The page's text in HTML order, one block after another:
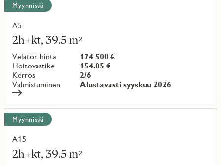
Näytä
kaikki
kohteet
Myynnissä
A5
2h+kt, 39.5 m²
Velaton hinta
174 500 €
Hoitovastike
154.05 €
Kerros
2/6
Valmistuminen
Alustavasti syyskuu 2026
Lue
lisää
kohteesta
Myynnissä
A15
2h+kt, 39.5 m²
Lue
lisää
kohteesta